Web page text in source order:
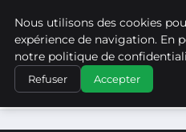
MEDIA EDGE
ACCUEIL MARKETING ET
Nous utilisons des cookies
expérience de navigation. En
notre politique de
Refuser Accepter